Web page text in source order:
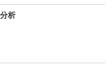
析